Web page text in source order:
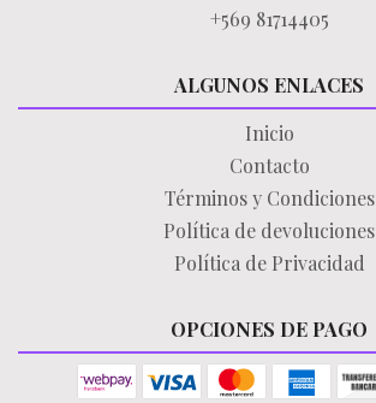
+569 81714405
ALGUNOS ENLACES
Inicio
Contacto
Términos y Condiciones
Política de devoluciones
Política de Privacidad
OPCIONES DE PAGO